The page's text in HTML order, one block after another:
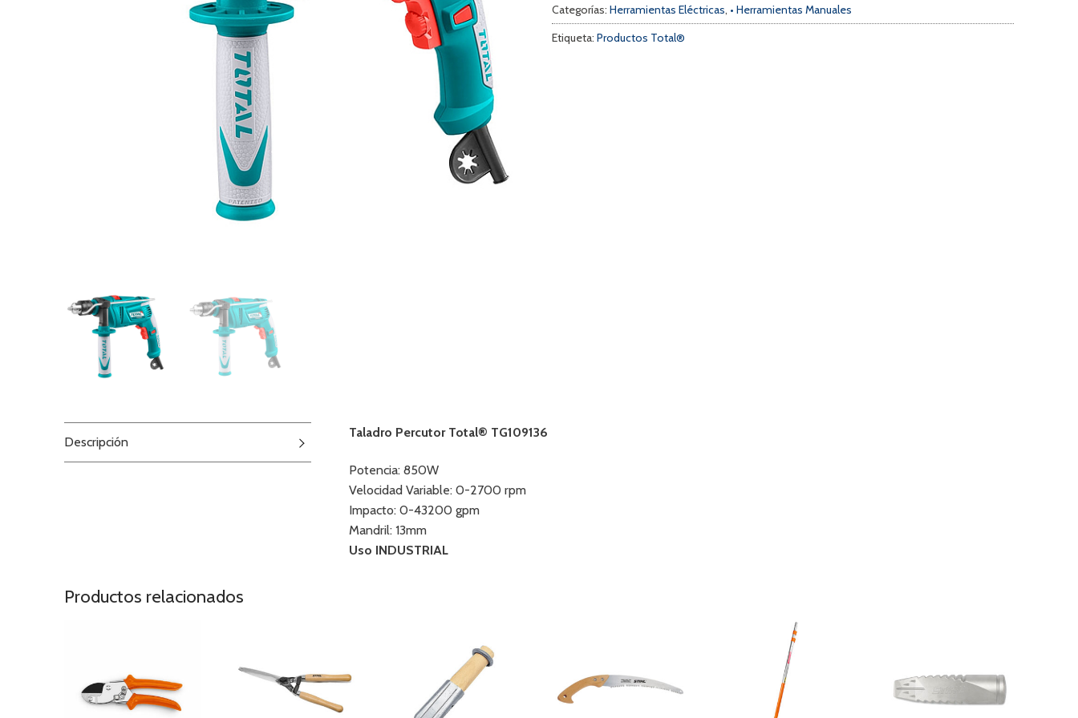
Servicio Técnico
Contacto
Categorías: Herramientas Eléctricas, • Herramientas Manuales
Etiqueta: Productos Total®
Descripción
Taladro Percutor Total® TG109136
Potencia: 850W
Velocidad Variable: 0-2700 rpm
Impacto: 0-43200 gpm
Mandril: 13mm
Uso INDUSTRIAL
Productos relacionados